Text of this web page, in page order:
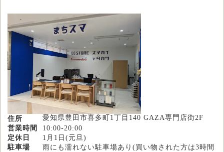
住所
愛知県豊田市喜多町1丁目140 GAZA専門店街2F
営業時間
10:00-20:00
定休日
1月1日(元旦)
駐車場
雨にも濡れない駐車場あり(買い物された方は3時間